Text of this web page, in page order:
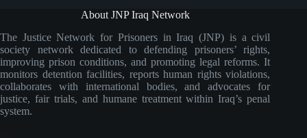
About JNP Iraq Network
The Justice Network for Prisoners in Iraq (JNP) is a civil
society network dedicated to defending prisoners’ rights,
improving prison conditions, and promoting legal reforms. It
monitors detention facilities, reports human rights violations,
collaborates with international bodies, and advocates for
justice, fair trials, and humane treatment within Iraq’s penal
system.